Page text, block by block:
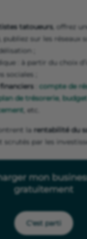
tatoueurs, offrez
publiez sur les réseaux
;
: à partir du choix
sociales ;
compte de
de trésorerie,
, etc.
la rentabilité du
scrutés par les
mon
gratuitement
C'est parti